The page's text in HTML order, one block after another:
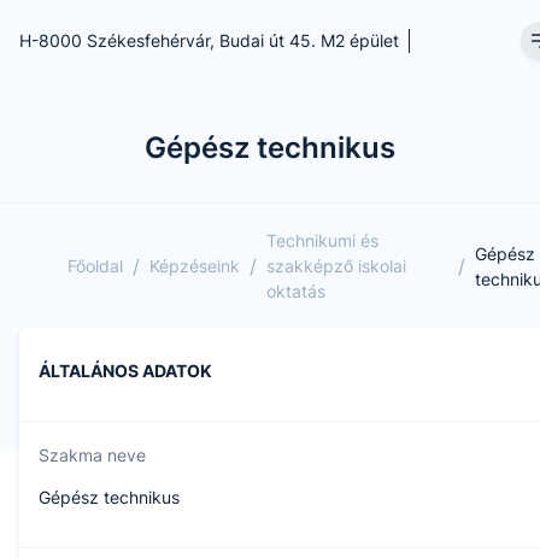
H-8000 Székesfehérvár, Budai út 45. M2 épület
Gépész technikus
Főoldal / Képzéseink /
Technikumi és
szakképző iskolai
oktatás
/
Gépész
ÁLTALÁNOS ADATOK
Szakma neve
Gépész technikus